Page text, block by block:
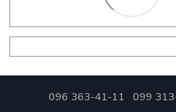
096 363-41-11 099